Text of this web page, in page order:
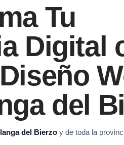
Tu
Digital
del
del Bierzo y de toda la